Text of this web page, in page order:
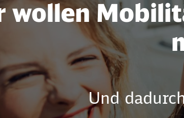
wollen
Und